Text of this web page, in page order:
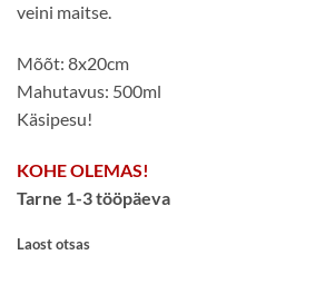
veini maitse.
Mõõt: 8x20cm
Mahutavus: 500ml
Käsipesu!
KOHE OLEMAS!
Tarne 1-3 tööpäeva
Laost otsas